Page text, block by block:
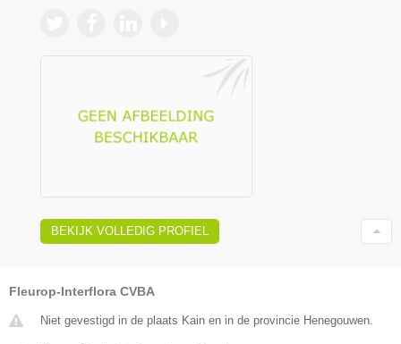
BEKIJK VOLLEDIG PROFIEL
Fleurop-Interflora CVBA
Niet gevestigd in de plaats Kain en in de provincie Henegouwen.